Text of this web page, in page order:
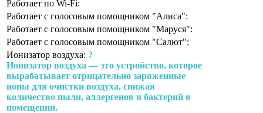
Работает по Wi-Fi:
Работает с голосовым помощником "Алиса":
Работает с голосовым помощником "Маруся":
Работает с голосовым помощником "Салют":
Ионизатор воздуха: ?
Ионизатор воздуха — это устройство, которое
вырабатывает отрицательно заряженные
ионы для очистки воздуха, снижая
количество пыли, аллергенов и бактерий в
помещении.